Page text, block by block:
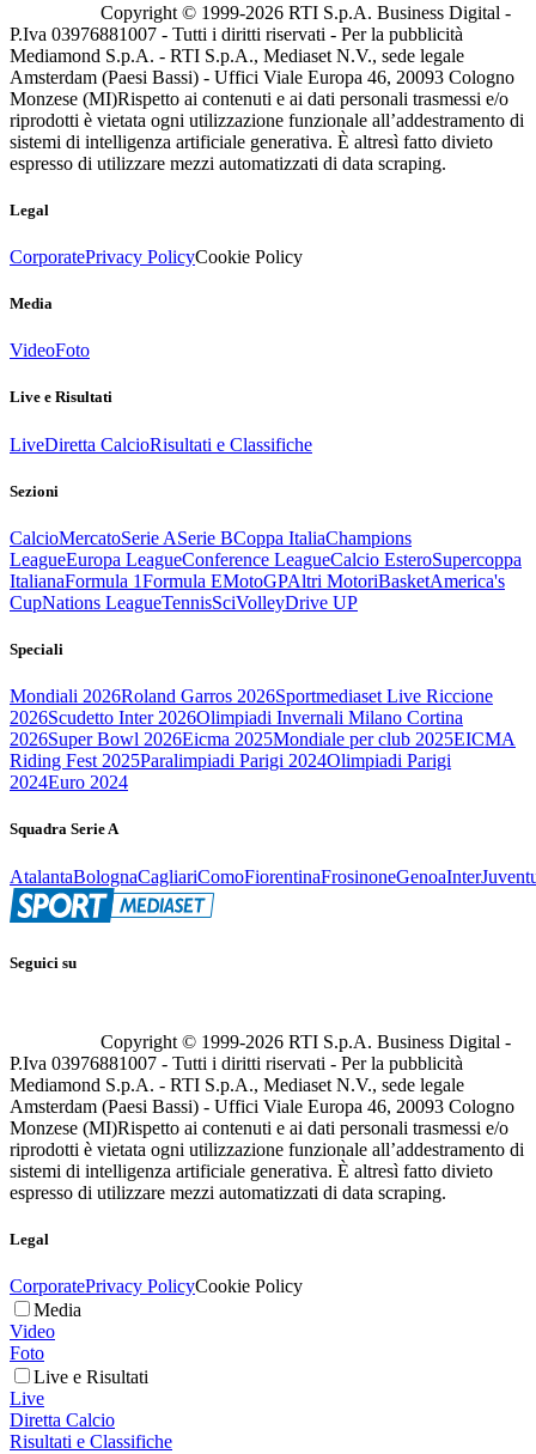
Copyright © 1999-2026 RTI S.p.A. Business Digital -
P.Iva 03976881007 - Tutti i diritti riservati - Per la pubblicità
Mediamond S.p.A. - RTI S.p.A., Mediaset N.V., sede legale
Amsterdam (Paesi Bassi) - Uffici Viale Europa 46, 20093 Cologno
Monzese (MI)Rispetto ai contenuti e ai dati personali trasmessi e/o
riprodotti è vietata ogni utilizzazione funzionale all’addestramento di
sistemi di intelligenza artificiale generativa. È altresì fatto divieto
espresso di utilizzare mezzi automatizzati di data scraping.
Legal
CorporatePrivacy PolicyCookie Policy
Media
VideoFoto
Live e Risultati
LiveDiretta CalcioRisultati e Classifiche
Sezioni
CalcioMercatoSerie ASerie BCoppa ItaliaChampions
LeagueEuropa LeagueConference LeagueCalcio EsteroSupercoppa
ItalianaFormula 1Formula EMotoGPAltri MotoriBasketAmerica's
CupNations LeagueTennisSciVolleyDrive UP
Speciali
Mondiali 2026Roland Garros 2026Sportmediaset Live Riccione
2026Scudetto Inter 2026Olimpiadi Invernali Milano Cortina
2026Super Bowl 2026Eicma 2025Mondiale per club 2025EICMA
Riding Fest 2025Paralimpiadi Parigi 2024Olimpiadi Parigi
2024Euro 2024
Squadra Serie A
AtalantaBolognaCagliariComoFiorentinaFrosinoneGenoaInter
Seguici su
Copyright © 1999-2026 RTI S.p.A. Business Digital -
P.Iva 03976881007 - Tutti i diritti riservati - Per la pubblicità
Mediamond S.p.A. - RTI S.p.A., Mediaset N.V., sede legale
Amsterdam (Paesi Bassi) - Uffici Viale Europa 46, 20093 Cologno
Monzese (MI)Rispetto ai contenuti e ai dati personali trasmessi e/o
riprodotti è vietata ogni utilizzazione funzionale all’addestramento di
sistemi di intelligenza artificiale generativa. È altresì fatto divieto
espresso di utilizzare mezzi automatizzati di data scraping.
Legal
CorporatePrivacy PolicyCookie Policy
Media
Video
Foto
Live e Risultati
Live
Diretta Calcio
Risultati e Classifiche